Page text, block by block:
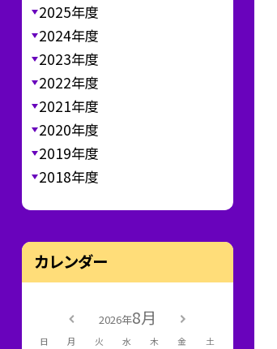
2025年度
2024年度
2023年度
2022年度
2021年度
2020年度
2019年度
2018年度
カレンダー
2026年8月
日 月 火 水 木 金 土